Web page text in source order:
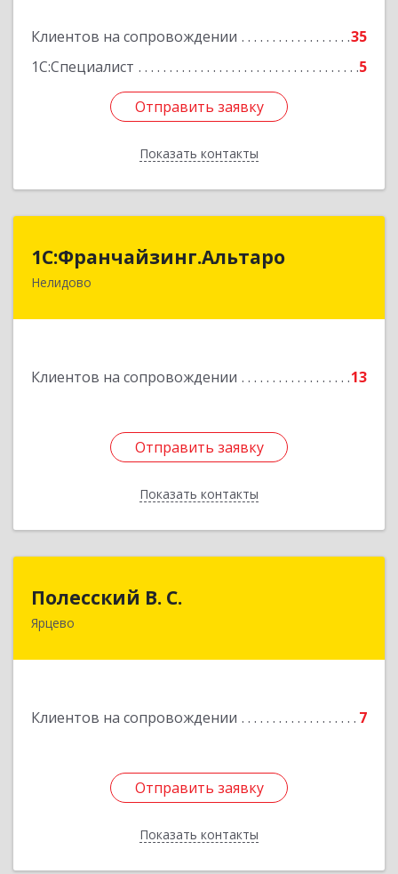
Клиентов на сопровождении
35
1С:Специалист
5
Отправить заявку
Показать контакты
Подробнее
Отправить заявку
Назад
1С:Франчайзинг.Альтаро
Нелидово
Клиентов на сопровождении 13
Отправить заявку
Показать контакты
1С:Франчайзинг.Альтаро
172527, Тверская обл, Нелидово г, Матросова
Отправить заявку
Назад
Полесский В. С.
Ярцево
Клиентов на сопровождении 7
Отправить заявку
Показать контакты
Отправить заявку
Назад